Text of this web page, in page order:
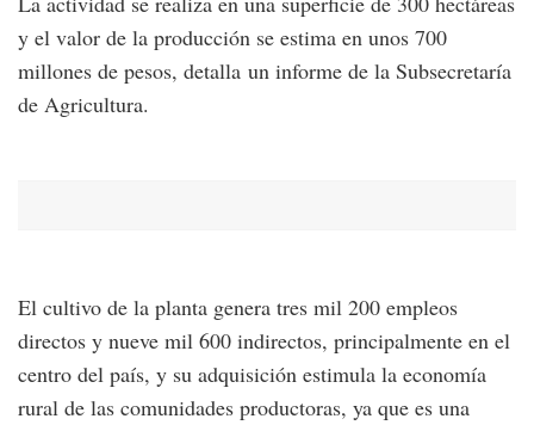
y el valor de la producción se estima en unos 700
millones de pesos, detalla un informe de la Subsecretaría
de Agricultura.
El cultivo de la planta genera tres mil 200 empleos
directos y nueve mil 600 indirectos, principalmente en el
centro del país, y su adquisición estimula la economía
rural de las comunidades productoras, ya que es una